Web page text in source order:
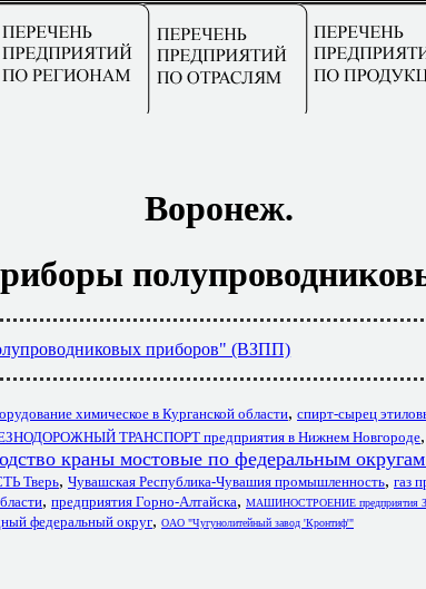
Воронеж.
приборов" (ВЗПП)
химическое в Курганской области, спирт-сырец
ТРАНСПОРТ предприятия в Нижнем Новгороде,
краны мостовые по федеральным
Тверь, Чувашская Республика-Чувашия промышленность, газ
, предприятия Горно-Алтайска, МАШИНОСТРОЕНИЕ предприятия
федеральный округ, ОАО "Чугунолитейный завод 'Кронтиф'"